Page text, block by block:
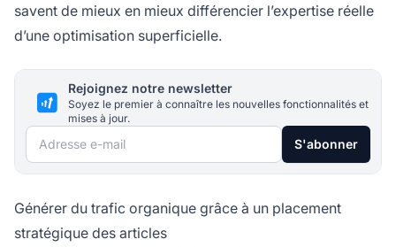
savent de mieux en mieux différencier l’expertise réelle
d’une optimisation superficielle.
Rejoignez notre newsletter
Soyez le premier à connaître les nouvelles fonctionnalités et
mises à jour.
Adresse e-mail S'abonner
Générer du trafic organique grâce à un placement
stratégique des articles